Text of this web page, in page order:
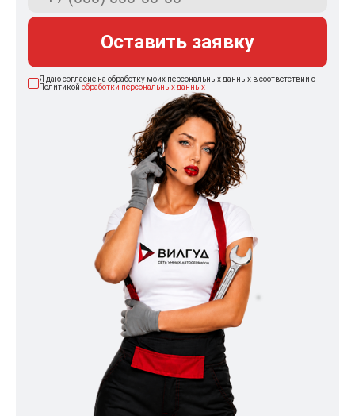
Оставить заявку
Я даю согласие на обработку моих персональных данных в соответствии с
Политикой обработки персональных данных